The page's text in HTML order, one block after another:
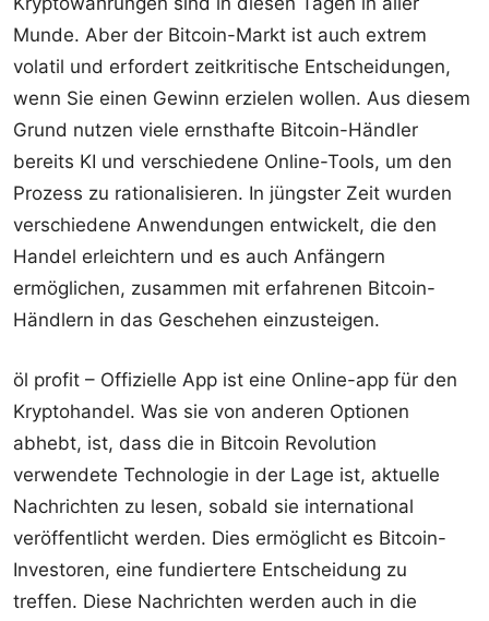
Munde. Aber der Bitcoin-Markt ist auch extrem
volatil und erfordert zeitkritische Entscheidungen,
wenn Sie einen Gewinn erzielen wollen. Aus diesem
Grund nutzen viele ernsthafte Bitcoin-Händler
bereits KI und verschiedene Online-Tools, um den
Prozess zu rationalisieren. In jüngster Zeit wurden
verschiedene Anwendungen entwickelt, die den
Handel erleichtern und es auch Anfängern
ermöglichen, zusammen mit erfahrenen Bitcoin-
Händlern in das Geschehen einzusteigen.
öl profit – Offizielle App ist eine Online-app für den
Kryptohandel. Was sie von anderen Optionen
abhebt, ist, dass die in Bitcoin Revolution
verwendete Technologie in der Lage ist, aktuelle
Nachrichten zu lesen, sobald sie international
veröffentlicht werden. Dies ermöglicht es Bitcoin-
Investoren, eine fundiertere Entscheidung zu
treffen. Diese Nachrichten werden auch in die